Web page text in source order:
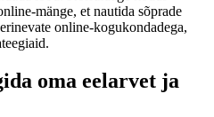
mänge, et nautida sõprade
online-kogukondadega,
oma eelarvet ja